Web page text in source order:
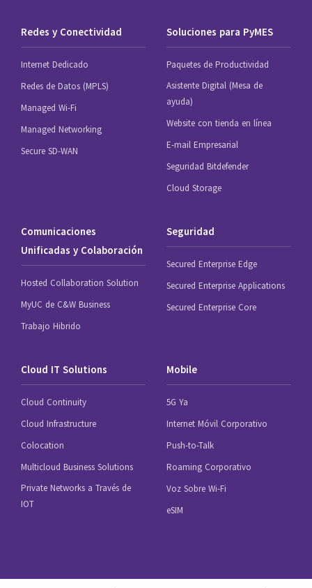
Redes y Conectividad
Internet Dedicado
Redes de Datos (MPLS)
Managed Wi-Fi
Managed Networking
Secure SD-WAN
Soluciones para PyMES
Paquetes de Productividad
Asistente Digital (Mesa de
ayuda)
Website con tienda en línea
E-mail Empresarial
Seguridad Bitdefender
Cloud Storage
Comunicaciones
Unificadas y Colaboración
Hosted Collaboration Solution
MyUC de C&W Business
Trabajo Hibrido
Seguridad
Secured Enterprise Edge
Secured Enterprise Applications
Secured Enterprise Core
Cloud IT Solutions
Cloud Continuity
Cloud Infrastructure
Colocation
Multicloud Business Solutions
Private Networks a Través de
IOT
Mobile
5G Ya
Internet Móvil Corporativo
Push-to-Talk
Roaming Corporativo
Voz Sobre Wi-Fi
eSIM